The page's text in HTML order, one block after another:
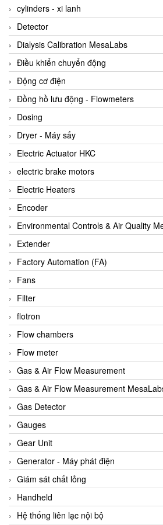
ALRE-IT Vietnam
Altech
Amarillo Gear
Ametek
AMPTRON Vietnam
AND Vietnam
ANDERSON-NEGELE
ANDILOG Technologies Vietnam
Anritsu
ANTEC S.A
Antico pumps
Anybus/ HMS
AOBEN
Apex Dynamics Vietnam
Apex Dynamics Vietnam
Apiste
APLISENS VietNam
Apollo Fire
Appleton
AQ Matic
Aqualabo Vietnam
Aquametro
ARCA Regler
Arcos Hydraulik
Ardetem-Sfere-Vietnam
Argal
AS ENERGI
ASCO CO2
Asker
cylinders - xi lanh
Detector
Dialysis Calibration MesaLabs
Điều khiển chuyển động
Động cơ điện
Đồng hồ lưu động - Flowmeters
Dosing
Dryer - Máy sấy
Electric Actuator HKC
electric brake motors
Electric Heaters
Encoder
Environmental Controls & Air Quality
Extender
Factory Automation (FA)
Fans
Filter
flotron
Flow chambers
Flow meter
Gas & Air Flow Measurement
Gas & Air Flow Measurement
Gas Detector
Gauges
Gear Unit
Generator - Máy phát điện
Giám sát chất lỏng
Handheld
Hệ thống liên lạc nội bộ